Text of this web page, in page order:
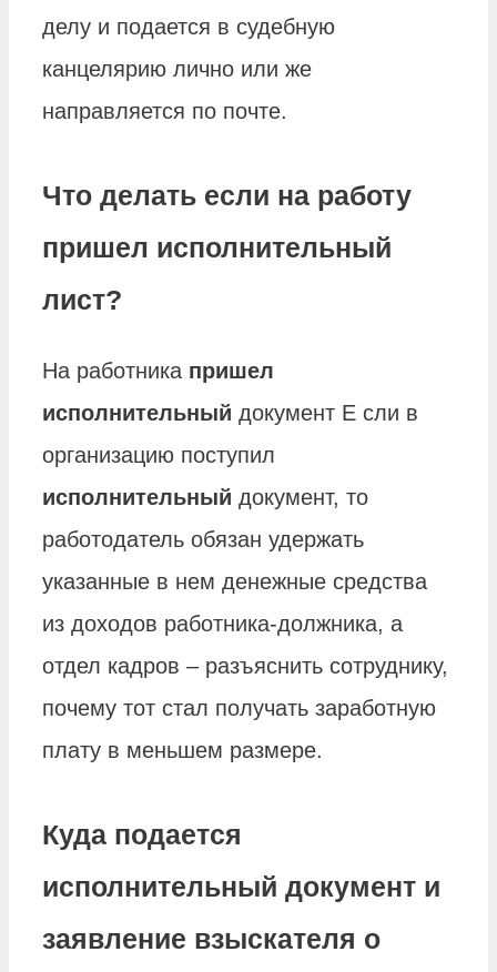
делу и подается в судебную
канцелярию лично или же
направляется по почте.
Что делать если на работу
пришел исполнительный
лист?
На работника пришел
исполнительный документ Е сли в
организацию поступил
исполнительный документ, то
работодатель обязан удержать
указанные в нем денежные средства
из доходов работника-должника, а
отдел кадров – разъяснить сотруднику,
почему тот стал получать заработную
плату в меньшем размере.
Куда подается
исполнительный документ и
заявление взыскателя о